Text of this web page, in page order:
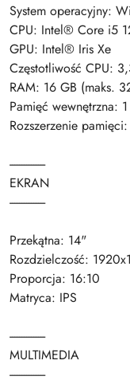
System operacyjny:
CPU: Intel® Core i5
GPU: Intel® Iris Xe
Częstotliwość CPU:
RAM: 16 GB (maks.
Pamięć wewnętrzna: 1
Rozszerzenie
---------------
EKRAN
---------------
Przekątna: 14"
Rozdzielczość:
Proporcja: 16:10
Matryca: IPS
---------------
MULTIMEDIA
---------------